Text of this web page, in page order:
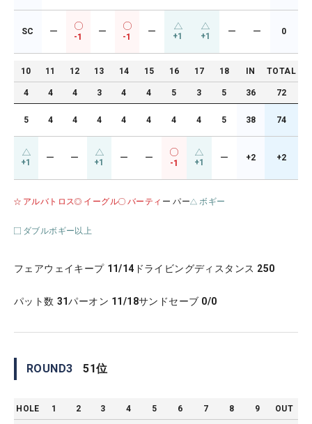
SC ー
-1
ー
-1
ー +1 +1 ー ー 0
10 11 12 13 14 15 16 17 18 IN TOTAL
4 4 4 3 4 4 5 3 5 36 72
5 4 4 4 4 4 4 4 5 38 74
+1 ー ー +1 ー ー
-1 +1 ー +2 +2
アルバトロス イーグル バーティ ー パー ボギー
ダブルボギー以上
フェアウェイキープ 11/14 ドライビングディスタンス 250
パット数 31パーオン 11/18サンドセーブ 0/0
ROUND3 51位
HOLE 1 2 3 4 5 6 7 8 9 OUT